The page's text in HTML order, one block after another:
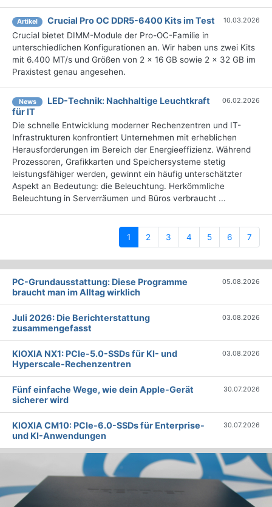
Artikel Crucial Pro OC DDR5-6400 Kits im Test 10.03.2026
Crucial bietet DIMM-Module der Pro-OC-Familie in
unterschiedlichen Konfigurationen an. Wir haben uns zwei Kits
mit 6.400 MT/s und Größen von 2 x 16 GB sowie 2 x 32 GB im
Praxistest genau angesehen.
News
LED-Technik: Nachhaltige Leuchtkraft
für IT
06.02.2026
Die schnelle Entwicklung moderner Rechenzentren und IT-
Infrastrukturen konfrontiert Unternehmen mit erheblichen
Herausforderungen im Bereich der Energieeffizienz. Während
Prozessoren, Grafikkarten und Speichersysteme stetig
leistungsfähiger werden, gewinnt ein häufig unterschätzter
Aspekt an Bedeutung: die Beleuchtung. Herkömmliche
Beleuchtung in Serverräumen und Büros verbraucht ...
1 (current)
2 3 4 5 6 7
PC-Grundausstattung: Diese Programme
braucht man im Alltag wirklich
05.08.2026
Juli 2026: Die Bericht­erstattung
zusammengefasst
03.08.2026
KIOXIA NX1: PCIe-5.0-SSDs für KI- und
Hyperscale-Rechenzentren
03.08.2026
Fünf einfache Wege, wie dein Apple-Gerät
sicherer wird
30.07.2026
KIOXIA CM10: PCIe-6.0-SSDs für Enterprise-
und KI-Anwendungen
30.07.2026